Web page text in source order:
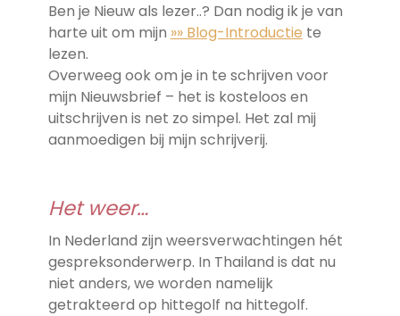
Ben je Nieuw als lezer..? Dan nodig ik je van
harte uit om mijn »» Blog-Introductie te
lezen.
Overweeg ook om je in te schrijven voor
mijn Nieuwsbrief – het is kosteloos en
uitschrijven is net zo simpel. Het zal mij
aanmoedigen bij mijn schrijverij.
Het weer…
In Nederland zijn weersverwachtingen hét
gespreksonderwerp. In Thailand is dat nu
niet anders, we worden namelijk
getrakteerd op hittegolf na hittegolf.